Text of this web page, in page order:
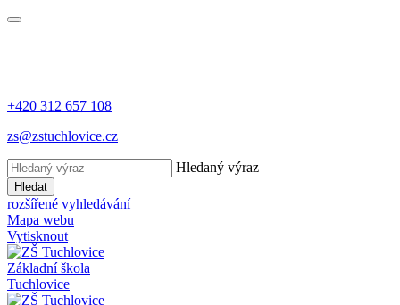
+420 312 657 108
zs@zstuchlovice.cz
Hledaný výraz
Hledat
rozšířené vyhledávání
Mapa webu
Vytisknout
Základní škola
Tuchlovice